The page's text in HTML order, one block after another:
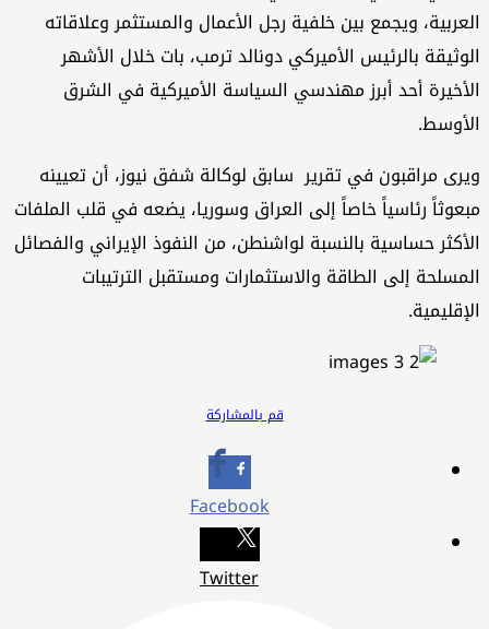
العربية، ويجمع بين خلفية رجل الأعمال والمستثمر وعلاقاته
الوثيقة بالرئيس الأميركي دونالد ترمب، بات خلال الأشهر
الأخيرة أحد أبرز مهندسي السياسة الأميركية في الشرق
الأوسط.
ويرى مراقبون في تقرير سابق لوكالة شفق نيوز، أن تعيينه
مبعوثاً رئاسياً خاصاً إلى العراق وسوريا، يضعه في قلب الملفات
الأكثر حساسية بالنسبة لواشنطن، من النفوذ الإيراني والفصائل
المسلحة إلى الطاقة والاستثمارات ومستقبل الترتيبات
الإقليمية.
قم بالمشاركة
Facebook
Twitter